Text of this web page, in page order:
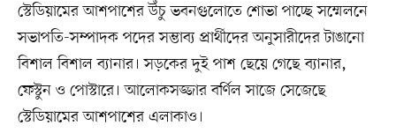
স্টেডিয়ামের আশপাশের উঁচু ভবনগুলোতে শোভা পাচ্ছে সম্মেলনে
সভাপতি-সম্পাদক পদের সম্ভাব্য প্রার্থীদের অনুসারীদের টাঙানো
বিশাল বিশাল ব্যানার। সড়কের দুই পাশ ছেয়ে গেছে ব্যানার,
ফেস্টুন ও পোস্টারে। আলোকসজ্জার বর্ণিল সাজে সেজেছে
স্টেডিয়ামের আশপাশের এলাকাও।